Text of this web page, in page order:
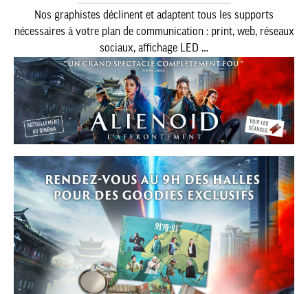
Nos graphistes déclinent et adaptent tous les supports
nécessaires à votre plan de communication : print, web, réseaux
sociaux, affichage LED …